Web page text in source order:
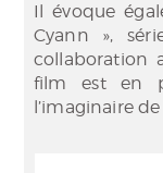
Il évoque
Cyann »,
collaboration
film est en
l’imaginaire